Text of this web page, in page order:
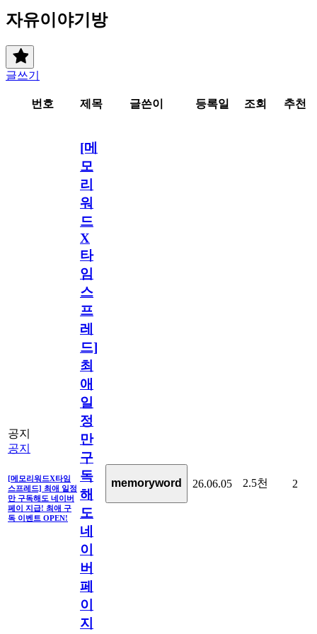
자유이야기방
글쓰기
번호 제목 글쓴이 등록일 조회 추천
공지
공지
[메모리워드X타임
스프레드] 최애 일정
만 구독해도 네이버
페이 지급! 최애 구
독 이벤트 OPEN!
[메
모
리
워
드
X
타
임
스
프
레
드]
최
애
일
정
만
구
독
해
도
네
이
버
페
이
지
memoryword 26.06.05 2.5천 2